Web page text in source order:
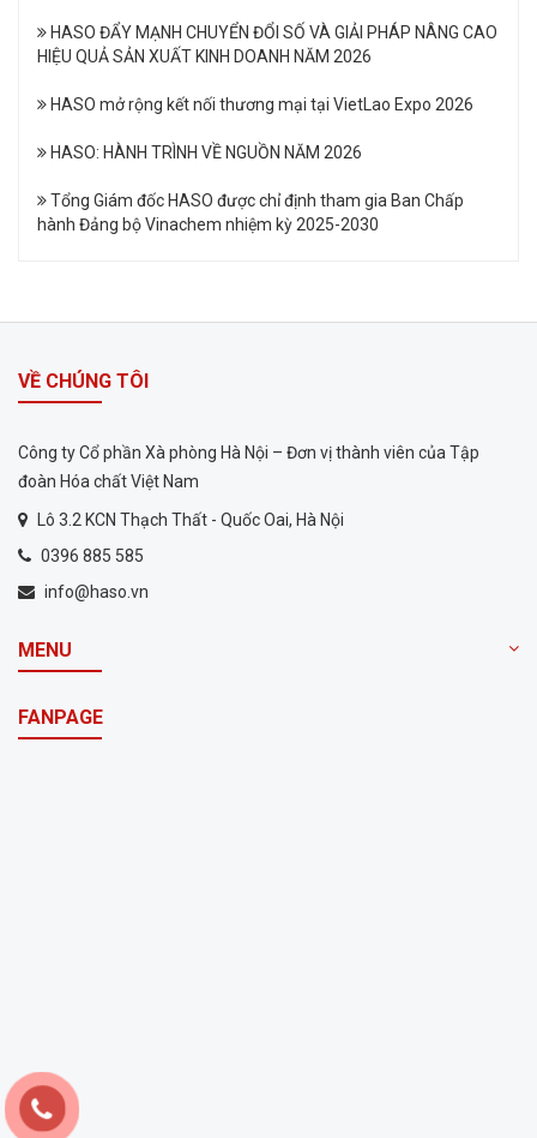
HASO ĐẨY MẠNH CHUYỂN ĐỔI SỐ VÀ GIẢI PHÁP NÂNG CAO
HIỆU QUẢ SẢN XUẤT KINH DOANH NĂM 2026
HASO mở rộng kết nối thương mại tại VietLao Expo 2026
HASO: HÀNH TRÌNH VỀ NGUỒN NĂM 2026
Tổng Giám đốc HASO được chỉ định tham gia Ban Chấp
hành Đảng bộ Vinachem nhiệm kỳ 2025-2030
VỀ CHÚNG TÔI
Công ty Cổ phần Xà phòng Hà Nội – Đơn vị thành viên của Tập
đoàn Hóa chất Việt Nam
Lô 3.2 KCN Thạch Thất - Quốc Oai, Hà Nội
0396 885 585
info@haso.vn
MENU
FANPAGE